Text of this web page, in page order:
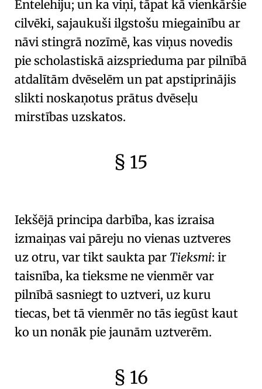
Entelehiju; un ka viņi, tāpat kā vienkāršie
cilvēki, sajaukuši ilgstošu miegainību ar
nāvi stingrā nozīmē, kas viņus novedis
pie scholastiskā aizsprieduma par pilnībā
atdalītām dvēselēm un pat apstiprinājis
slikti noskaņotus prātus dvēseļu
mirstības uzskatos.
§ 15
Iekšējā principa darbība, kas izraisa
izmaiņas vai pāreju no vienas uztveres
uz otru, var tikt saukta par Tieksmi: ir
taisnība, ka tieksme ne vienmēr var
pilnībā sasniegt to uztveri, uz kuru
tiecas, bet tā vienmēr no tās iegūst kaut
ko un nonāk pie jaunām uztverēm.
§ 16